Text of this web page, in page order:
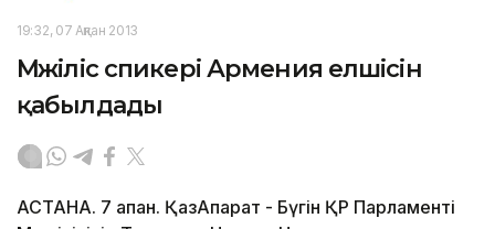
19:32, 07 Ақпан 2013
Мәжіліс спикері Армения елшісін
қабылдады
АСТАНА. 7 ақпан. ҚазАқпарат - Бүгін ҚР Парламенті